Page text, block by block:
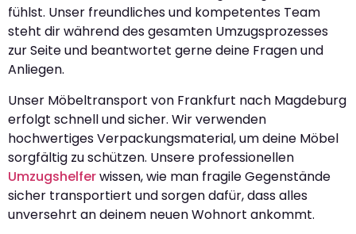
fühlst. Unser freundliches und kompetentes Team
steht dir während des gesamten Umzugsprozesses
zur Seite und beantwortet gerne deine Fragen und
Anliegen.
Unser Möbeltransport von Frankfurt nach Magdeburg
erfolgt schnell und sicher. Wir verwenden
hochwertiges Verpackungsmaterial, um deine Möbel
sorgfältig zu schützen. Unsere professionellen
Umzugshelferwissen, wie man fragile Gegenstände
sicher transportiert und sorgen dafür, dass alles
unversehrt an deinem neuen Wohnort ankommt.